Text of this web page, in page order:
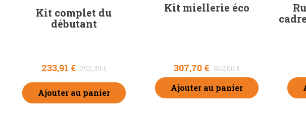
Kit complet du
débutant
233,91 € 292,39 €
Ajouter au panier
Kit miellerie éco
307,70 € 362,00 €
Ajouter au panier